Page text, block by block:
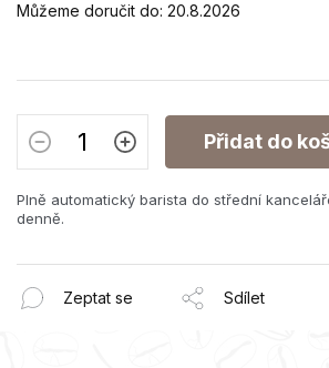
Můžeme doručit do: 20.8.2026
Přidat do
Plně automatický barista do střední
denně.
Zeptat se Sdílet